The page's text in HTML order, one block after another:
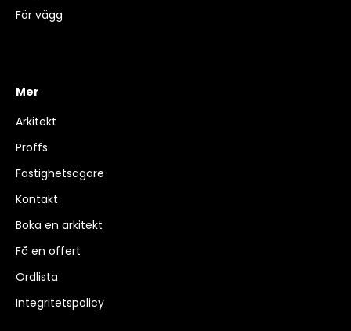
För vägg
Mer
Arkitekt
Proffs
Fastighetsägare
Kontakt
Boka en arkitekt
Få en offert
Ordlista
Integritetspolicy